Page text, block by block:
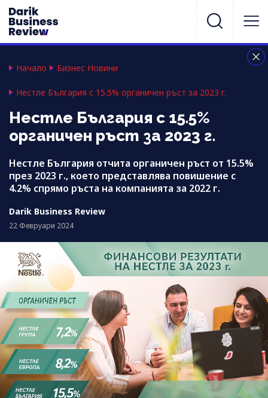
Начало Бизнес Новини
Нестле България с 15.5% органичен ръст за 2023 г.
Нестле България с 15.5%
органичен ръст за 2023 г.
Нестле България отчита органичен ръст от 15.5%
през 2023 г., което представлява повишение с
4.2% спрямо ръста на компанията за 2022 г.
Darik Business Review
22 Февруари 2024